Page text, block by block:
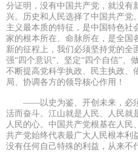
分证明，没有中国共产党，就没有
兴。历史和人民选择了中国共产党
主义最本质的特征，是中国特色社
家的根本所在、命脉所在，是全国
新的征程上，我们必须坚持党的全
强“四个意识”、坚定“四个自信”、
不断提高党科学执政、民主执政、
局、协调各方的领导核心作用！
——以史为鉴、开创未来，必须
活而奋斗。江山就是人民、人民就
人民的心。中国共产党根基在人民
共产党始终代表最广大人民根本利
没有任何自己特殊的利益，从来不